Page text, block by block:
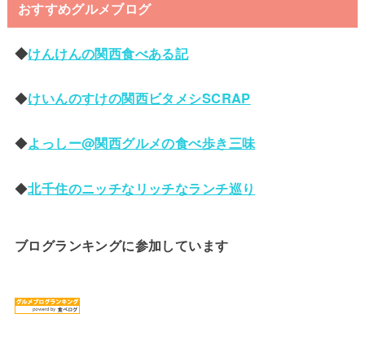
おすすめグルメブログ
◆けんけんの関西食べある記
◆けいんのすけの関西ビタメシSCRAP
◆よっしー@関西グルメの食べ歩き三味
◆北千住のニッチなリッチなランチ巡り
ブログランキングに参加しています